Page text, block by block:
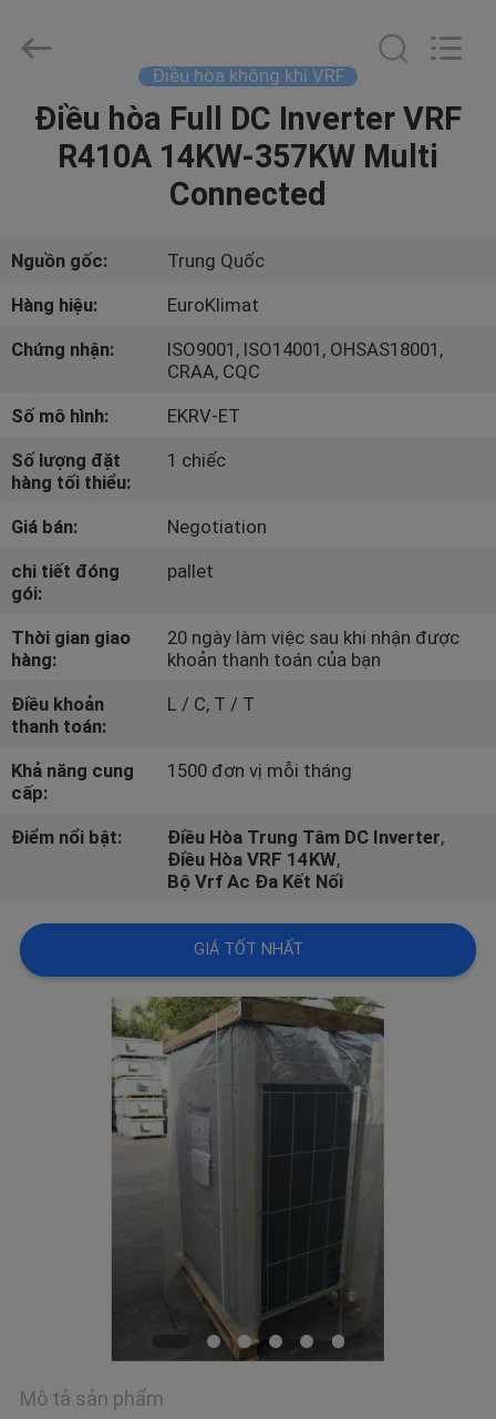
NHÀ
PHẨM
VỀ
TÔI
THAM
QUAN
NHÀ
MÁY
KIỂM
SOÁT
CHẤT
LƯỢNG
LIÊN
CHÚNG
TÔI
lạnh
không
2024
ekhvacsystems.com.
Rights
Reserved.
Điều hòa không khí VRF
Điều hòa Full DC Inverter VRF
R410A 14KW-357KW Multi
Connected
Nguồn gốc:
Trung Quốc
Hàng hiệu:
EuroKlimat
Chứng nhận:
ISO9001, ISO14001, OHSAS18001,
CRAA, CQC
Số mô hình:
EKRV-ET
Số lượng đặt
hàng tối thiểu:
1 chiếc
Giá bán:
Negotiation
chi tiết đóng
gói:
pallet
Thời gian giao
hàng:
20 ngày làm việc sau khi nhận được
khoản thanh toán của bạn
Điều khoản
thanh toán:
L / C, T / T
Khả năng cung
cấp:
1500 đơn vị mỗi tháng
Điểm nổi bật: Điều Hòa Trung Tâm DC Inverter,
Điều Hòa VRF 14KW,
Bộ Vrf Ac Đa Kết Nối
GIÁ TỐT NHẤT
Mô tả sản phẩm